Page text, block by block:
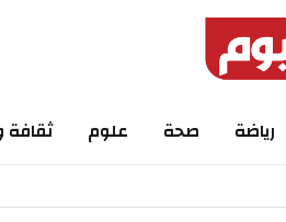
صحة علوم ثقافة وفنون